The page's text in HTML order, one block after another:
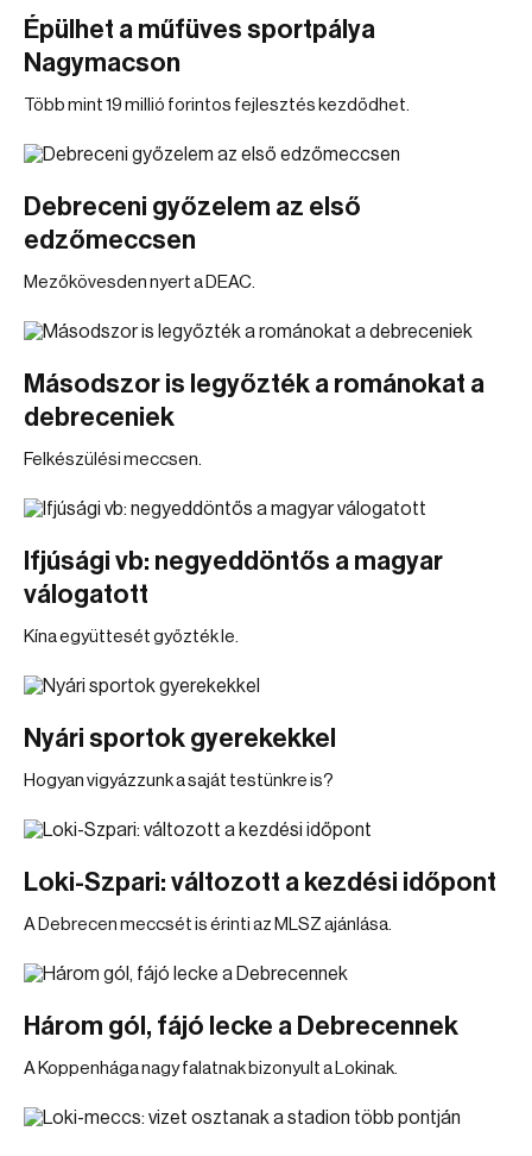
Épülhet a műfüves sportpálya
Nagymacson
Több mint 19 millió forintos fejlesztés kezdődhet.
Debreceni győzelem az első
edzőmeccsen
Mezőkövesden nyert a DEAC.
Másodszor is legyőzték a románokat a
debreceniek
Felkészülési meccsen.
Ifjúsági vb: negyeddöntős a magyar
válogatott
Kína együttesét győzték le.
Nyári sportok gyerekekkel
Hogyan vigyázzunk a saját testünkre is?
Loki-Szpari: változott a kezdési időpont
A Debrecen meccsét is érinti az MLSZ ajánlása.
Három gól, fájó lecke a Debrecennek
A Koppenhága nagy falatnak bizonyult a Lokinak.